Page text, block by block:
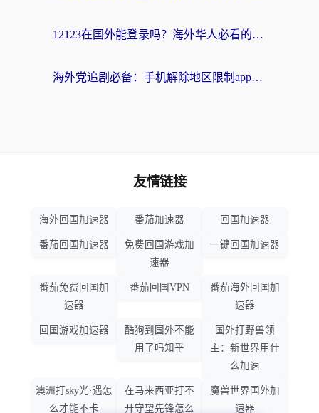
12123在国外能登录吗？海外华人必看的回国加速实用指南
海外党追剧必备：手机解除地区限制app怎么选？解决央视视频&国内剧地区限制全指南
友情链接
海外回国加速器 番茄加速器 回国加速器
番茄回国加速器
免费回国游戏加
速器
一键回国加速器
番茄免费回国加
速器
番茄回国VPN
番茄海外回国加
速器
回国游戏加速器
酷狗到国外不能
用了吗知乎
国外打野兽领
主：新世界用什
么加速
澳洲打sky光·遇怎
么才能不卡
在马来西亚打不
开守望先锋怎么
魔兽世界国外加
速器